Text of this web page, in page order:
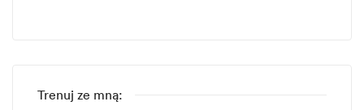
Trenuj ze mną: